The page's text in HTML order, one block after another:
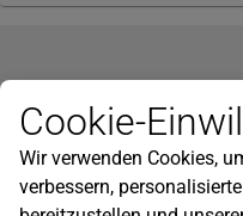
Newsletter
Infos zu neuen Produkten,
unserem Newsletter!
Cookie-
Wir verwenden Cookies,
verbessern,